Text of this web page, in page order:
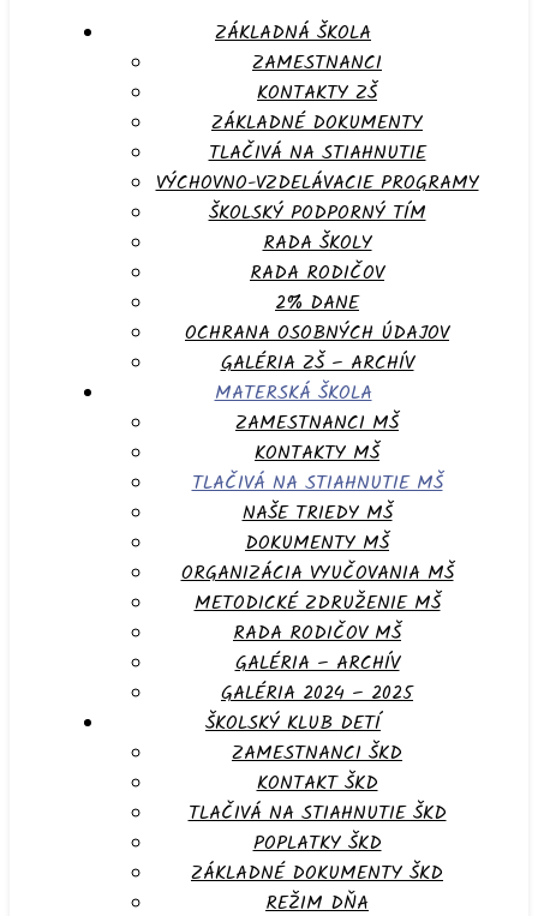
ZÁKLADNÁ ŠKOLA
ZAMESTNANCI
KONTAKTY ZŠ
ZÁKLADNÉ DOKUMENTY
TLAČIVÁ NA STIAHNUTIE
VÝCHOVNO-VZDELÁVACIE PROGRAMY
ŠKOLSKÝ PODPORNÝ TÍM
RADA ŠKOLY
RADA RODIČOV
2% DANE
OCHRANA OSOBNÝCH ÚDAJOV
GALÉRIA ZŠ – ARCHÍV
MATERSKÁ ŠKOLA
ZAMESTNANCI MŠ
KONTAKTY MŠ
TLAČIVÁ NA STIAHNUTIE MŠ
NAŠE TRIEDY MŠ
DOKUMENTY MŠ
ORGANIZÁCIA VYUČOVANIA MŠ
METODICKÉ ZDRUŽENIE MŠ
RADA RODIČOV MŠ
GALÉRIA – ARCHÍV
GALÉRIA 2024 – 2025
ŠKOLSKÝ KLUB DETÍ
ZAMESTNANCI ŠKD
KONTAKT ŠKD
TLAČIVÁ NA STIAHNUTIE ŠKD
POPLATKY ŠKD
ZÁKLADNÉ DOKUMENTY ŠKD
REŽIM DŇA